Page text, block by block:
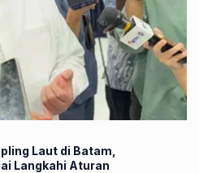
Laut di Batam,
Langkahi Aturan